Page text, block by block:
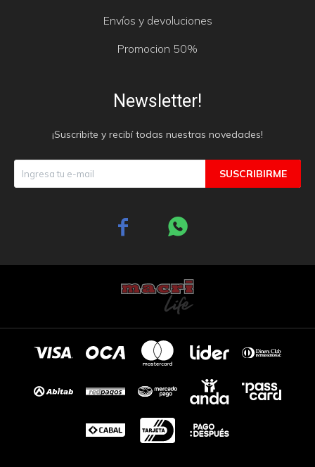
Envíos y devoluciones
Promocion 50%
Newsletter!
¡Suscribite y recibí todas nuestras novedades!
SUSCRIBIRME
 